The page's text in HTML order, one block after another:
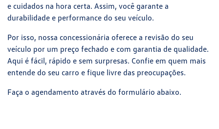
e cuidados na hora certa. Assim, você garante a
durabilidade e performance do seu veículo.
Por isso, nossa concessionária oferece a revisão do seu
veículo por um preço fechado e com garantia de qualidade.
Aqui é fácil, rápido e sem surpresas. Confie em quem mais
entende do seu carro e fique livre das preocupações.
Faça o agendamento através do formulário abaixo.